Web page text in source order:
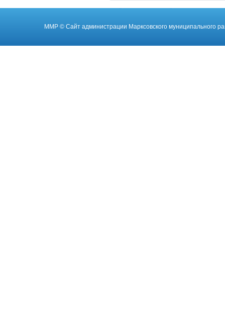
ММР © Cайт администрации Марксовского муниципального